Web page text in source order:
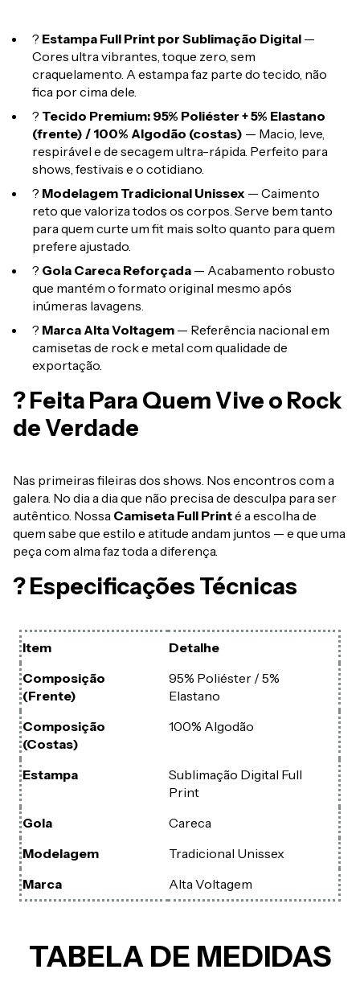
? Estampa Full Print por Sublimação Digital —
Cores ultra vibrantes, toque zero, sem
craquelamento. A estampa faz parte do tecido, não
fica por cima dele.
? Tecido Premium: 95% Poliéster + 5% Elastano
(frente) / 100% Algodão (costas) — Macio, leve,
respirável e de secagem ultra-rápida. Perfeito para
shows, festivais e o cotidiano.
? Modelagem Tradicional Unissex — Caimento
reto que valoriza todos os corpos. Serve bem tanto
para quem curte um fit mais solto quanto para quem
prefere ajustado.
? Gola Careca Reforçada — Acabamento robusto
que mantém o formato original mesmo após
inúmeras lavagens.
? Marca Alta Voltagem — Referência nacional em
camisetas de rock e metal com qualidade de
exportação.
? Feita Para Quem Vive o Rock
de Verdade
Nas primeiras fileiras dos shows. Nos encontros com a
galera. No dia a dia que não precisa de desculpa para ser
autêntico. Nossa Camiseta Full Printé a escolha de
quem sabe que estilo e atitude andam juntos — e que uma
peça com alma faz toda a diferença.
? Especificações Técnicas
Item
Detalhe
Composição
(Frente)
95% Poliéster / 5%
Elastano
Composição
(Costas)
100% Algodão
Estampa
Sublimação Digital Full
Print
Gola
Careca
Modelagem
Tradicional Unissex
Marca
Alta Voltagem
TABELA DE MEDIDAS